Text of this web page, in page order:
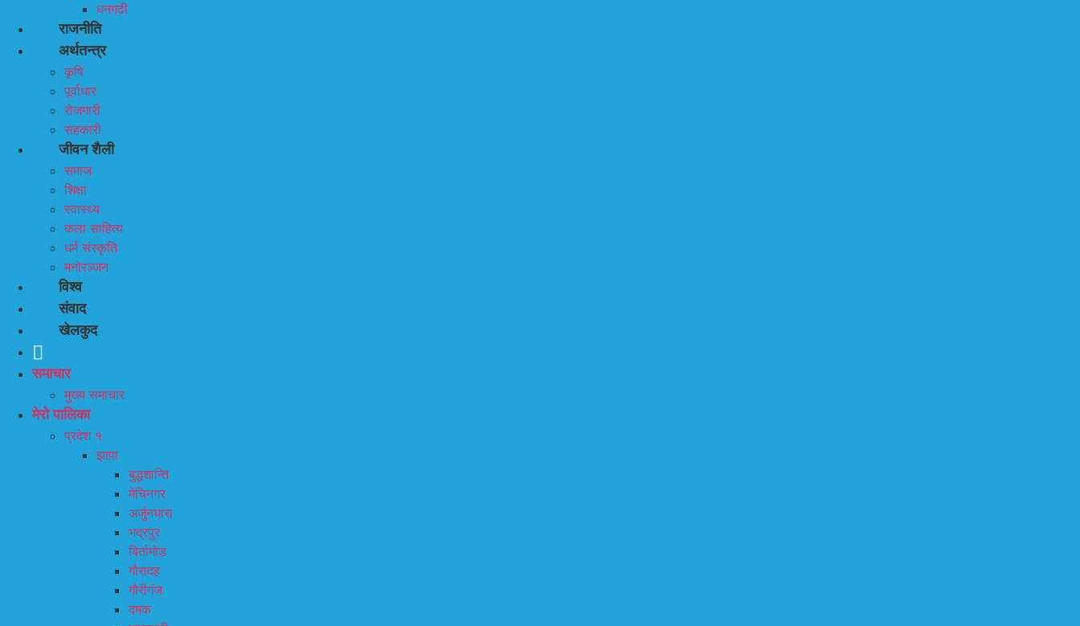
धनगढी
राजनीति
अर्थतन्त्र
कृषि
पूर्वाधार
रोजगारी
सहकारी
जीवन शैली
समाज
शिक्षा
स्वास्थ्य
कला साहित्य
धर्म संस्कृति
मनोरञ्जन
विश्व
संवाद
खेलकुद
समाचार
मुख्य समाचार
मेरो पालिका
प्रदेश १
झापा
बुद्धशान्ति
मेचिनगर
अर्जुनधारा
भद्रपुर
बिर्तामोड
गौरादह
गौरीगंज
दमक